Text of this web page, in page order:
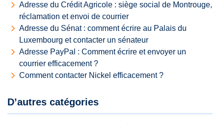
Adresse du Crédit Agricole : siège social de Montrouge,
réclamation et envoi de courrier
Adresse du Sénat : comment écrire au Palais du
Luxembourg et contacter un sénateur
Adresse PayPal : Comment écrire et envoyer un
courrier efficacement ?
Comment contacter Nickel efficacement ?
D’autres catégories